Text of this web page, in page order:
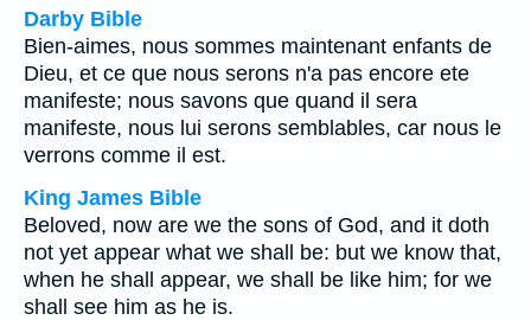
Darby Bible
Bien-aimes, nous sommes maintenant enfants de
Dieu, et ce que nous serons n'a pas encore ete
manifeste; nous savons que quand il sera
manifeste, nous lui serons semblables, car nous le
verrons comme il est.
King James Bible
Beloved, now are we the sons of God, and it doth
not yet appear what we shall be: but we know that,
when he shall appear, we shall be like him; for we
shall see him as he is.